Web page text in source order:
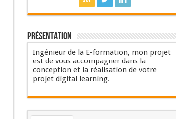
Présentation
Ingénieur de la E-formation, mon projet
est de vous accompagner dans la
conception et la réalisation de votre
projet digital learning.